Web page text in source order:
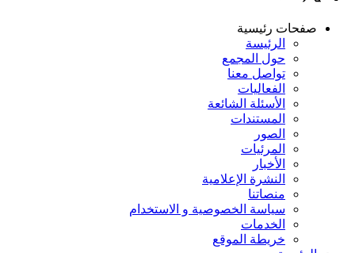
صفحات رئيسية
الرئيسة
حول المجمع
تواصل معنا
الفعاليات
الأسئلة الشائعة
المستندات
الصور
المرئيات
الأخبار
النشرة الإعلامية
منصاتنا
سياسة الخصوصية و الاستخدام
الخدمات
خريطة الموقع